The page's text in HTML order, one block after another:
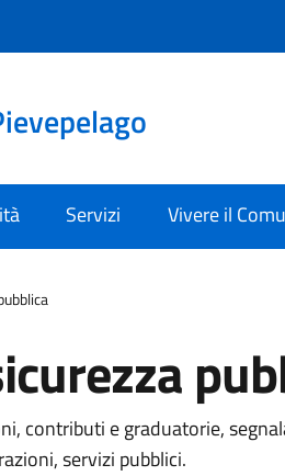
Servizi Vivere il
contributi e graduatorie,
servizi pubblici.